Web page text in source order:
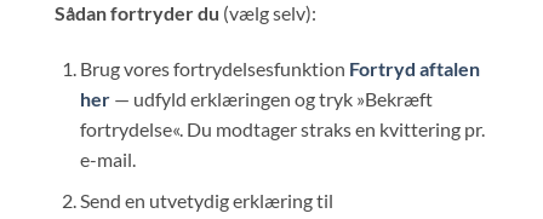
Sådan fortryder du (vælg selv):
Brug vores fortrydelsesfunktion Fortryd aftalen
her— udfyld erklæringen og tryk »Bekræft
fortrydelse«. Du modtager straks en kvittering pr.
e-mail.
Send en utvetydig erklæring til